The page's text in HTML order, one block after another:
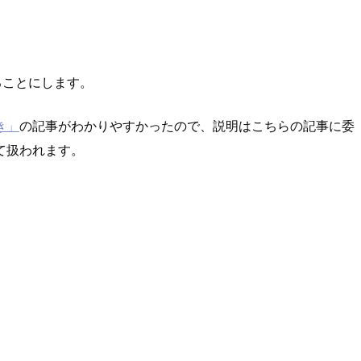
とにします。
の記事がわかりやすかったので、説明はこちらの記事に委
われます。